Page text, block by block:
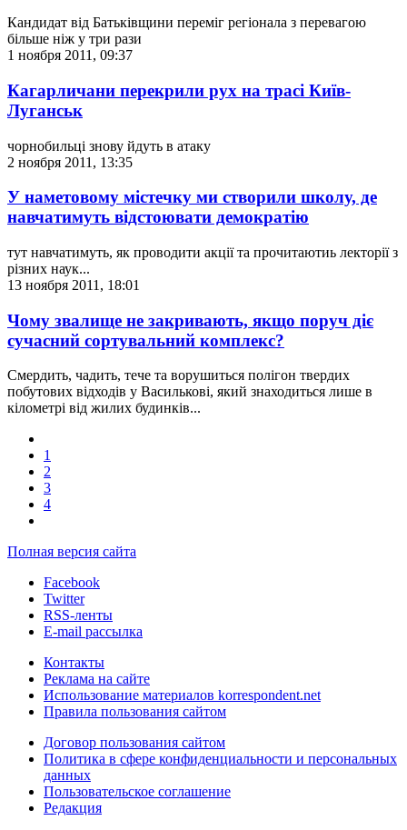
Кандидат від Батьківщини переміг регіонала з перевагою
більше ніж у три рази
1 ноября 2011, 09:37
Кагарличани перекрили рух на трасі Київ-
Луганськ
чорнобильці знову йдуть в атаку
2 ноября 2011, 13:35
У наметовому містечку ми створили школу, де
навчатимуть відстоювати демократію
тут навчатимуть, як проводити акції та прочитаютиь лекторії з
різних наук...
13 ноября 2011, 18:01
Чому звалище не закривають, якщо поруч діє
сучасний сортувальний комплекс?
Смердить, чадить, тече та ворушиться полігон твердих
побутових відходів у Василькові, який знаходиться лише в
кілометрі від жилих будинків...
1
2
3
4
Полная версия сайта
Facebook
Twitter
RSS-ленты
E-mail рассылка
Контакты
Реклама на сайте
Использование материалов korrespondent.net
Правила пользования сайтом
Договор пользования сайтом
Политика в сфере конфиденциальности и персональных
данных
Пользовательское соглашение
Редакция